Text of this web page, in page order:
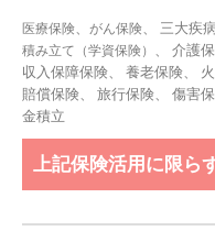
医療保険 がん保険 、 三大疾
積み立て（学資保険）
、 介護
収入保障保険、 養老保険、
賠償保険、 旅行保険、 傷害
金積立
上記保険活用に限ら